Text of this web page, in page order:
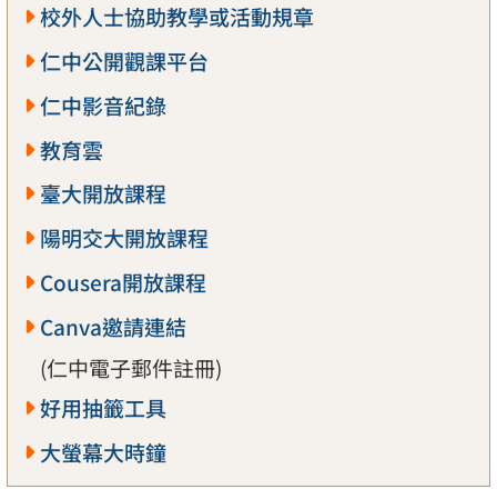
校外人士協助教學或活動規章
仁中公開觀課平台
仁中影音紀錄
教育雲
臺大開放課程
陽明交大開放課程
Cousera開放課程
Canva邀請連結
(仁中電子郵件註冊)
好用抽籤工具
大螢幕大時鐘